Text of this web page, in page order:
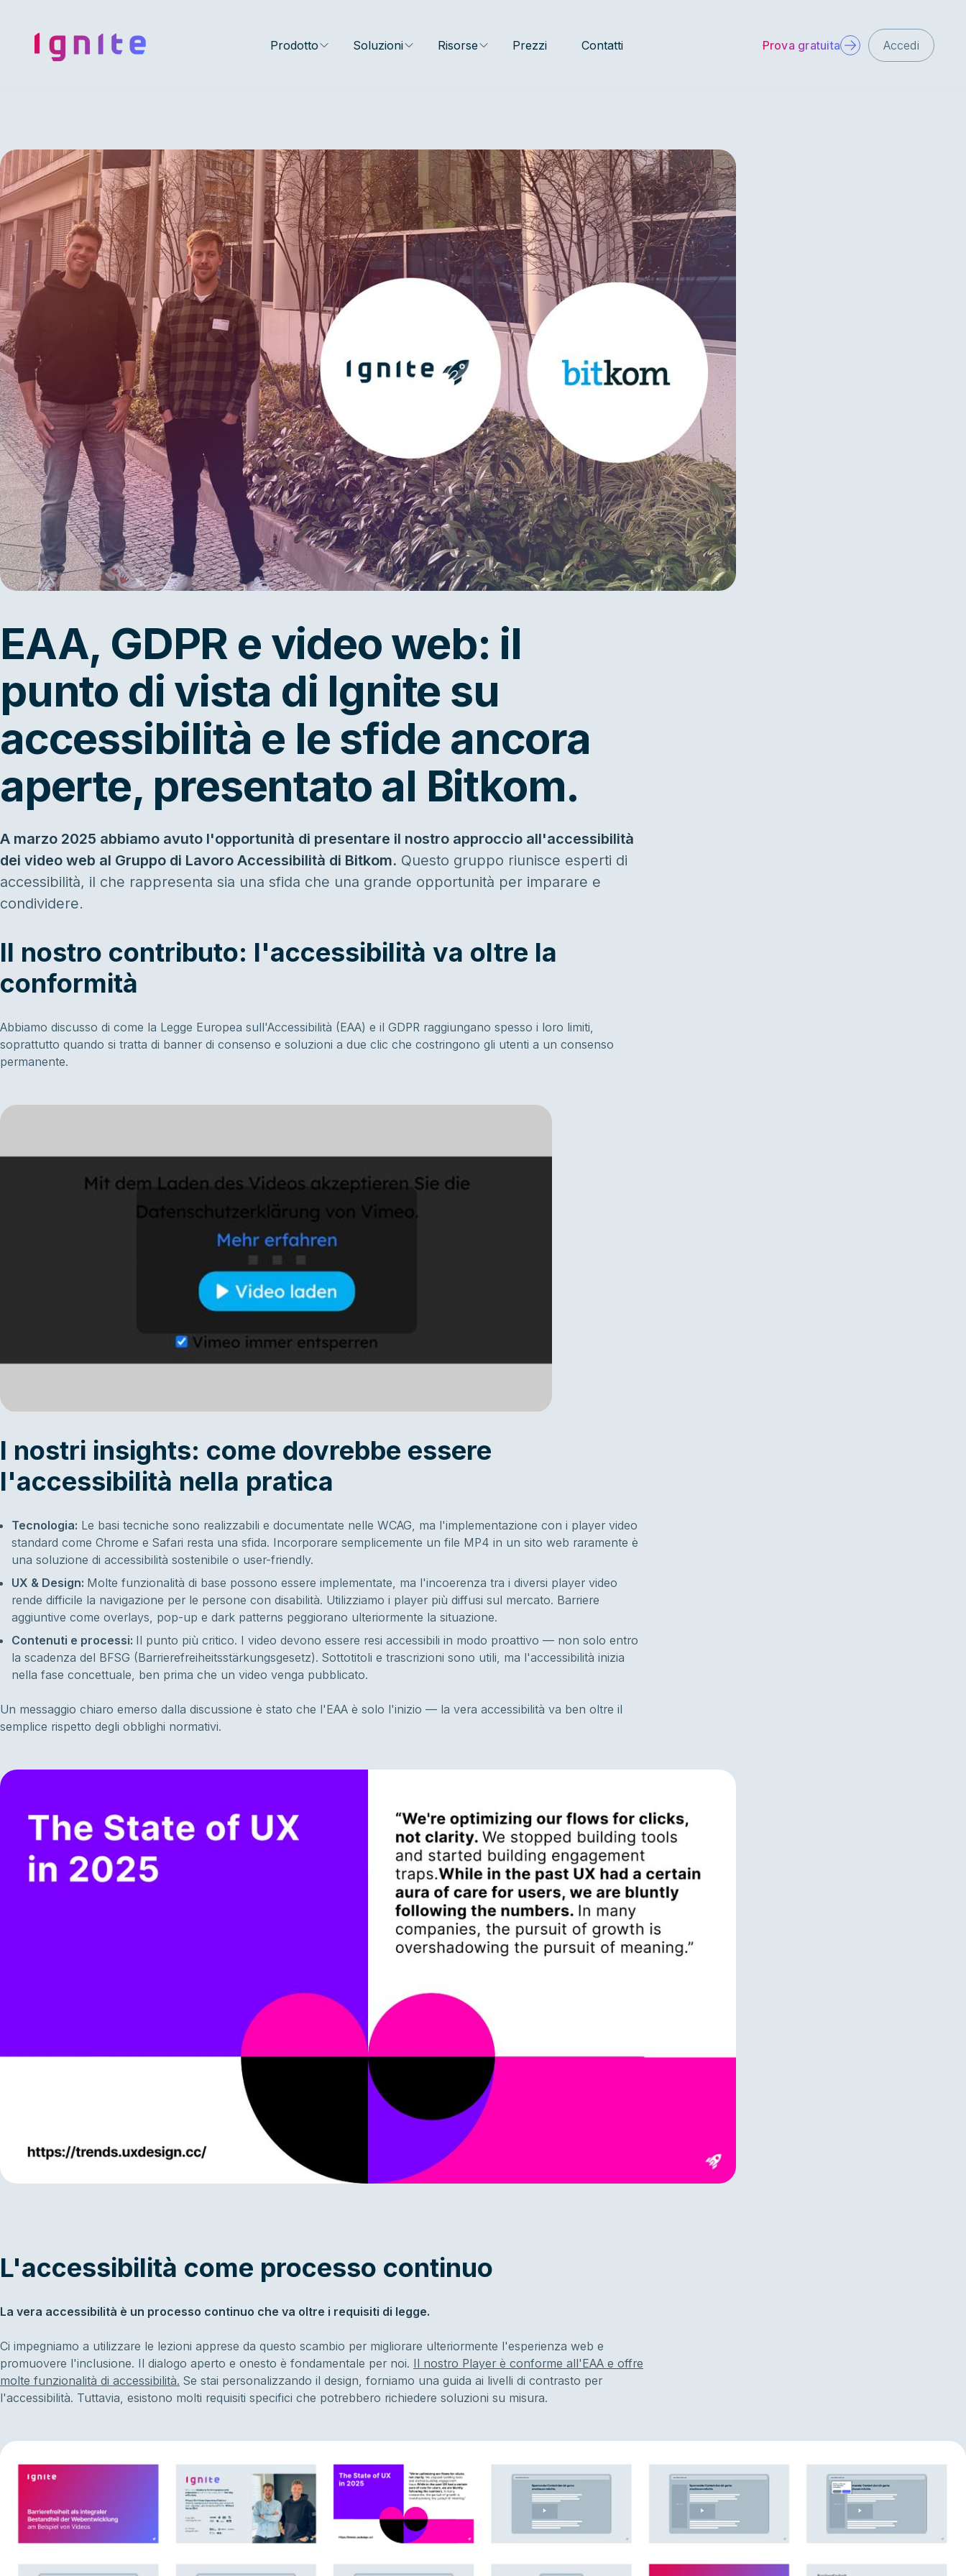
Ignite • Video Experience Cloud Prodotto Soluzioni Risorse Prezzi Contatti Prova gratuita Accedi
EAA, GDPR e video web: il
punto di vista di Ignite su
accessibilità e le sfide ancora
aperte, presentato al Bitkom.
A marzo 2025 abbiamo avuto l'opportunità di presentare il nostro approccio all'accessibilità
dei video web al Gruppo di Lavoro Accessibilità di Bitkom. Questo gruppo riunisce esperti di
accessibilità, il che rappresenta sia una sfida che una grande opportunità per imparare e
condividere.
Il nostro contributo: l'accessibilità va oltre la
conformità
Abbiamo discusso di come la Legge Europea sull'Accessibilità (EAA) e il GDPR raggiungano spesso i loro limiti,
soprattutto quando si tratta di banner di consenso e soluzioni a due clic che costringono gli utenti a un consenso
permanente.
I nostri insights: come dovrebbe essere
l'accessibilità nella pratica
Tecnologia: Le basi tecniche sono realizzabili e documentate nelle WCAG, ma l'implementazione con i player video
standard come Chrome e Safari resta una sfida. Incorporare semplicemente un file MP4 in un sito web raramente è
una soluzione di accessibilità sostenibile o user-friendly.
UX & Design: Molte funzionalità di base possono essere implementate, ma l'incoerenza tra i diversi player video
rende difficile la navigazione per le persone con disabilità. Utilizziamo i player più diffusi sul mercato. Barriere
aggiuntive come overlays, pop-up e dark patterns peggiorano ulteriormente la situazione.
Contenuti e processi: Il punto più critico. I video devono essere resi accessibili in modo proattivo — non solo entro
la scadenza del BFSG (Barrierefreiheitsstärkungsgesetz). Sottotitoli e trascrizioni sono utili, ma l'accessibilità inizia
nella fase concettuale, ben prima che un video venga pubblicato.
Un messaggio chiaro emerso dalla discussione è stato che l'EAA è solo l'inizio — la vera accessibilità va ben oltre il
semplice rispetto degli obblighi normativi.
L'accessibilità come processo continuo
La vera accessibilità è un processo continuo che va oltre i requisiti di legge.
Ci impegniamo a utilizzare le lezioni apprese da questo scambio per migliorare ulteriormente l'esperienza web e
promuovere l'inclusione. Il dialogo aperto e onesto è fondamentale per noi. Il nostro Player è conforme all'EAA e offre
molte funzionalità di accessibilità. Se stai personalizzando il design, forniamo una guida ai livelli di contrasto per
l'accessibilità. Tuttavia, esistono molti requisiti specifici che potrebbero richiedere soluzioni su misura.